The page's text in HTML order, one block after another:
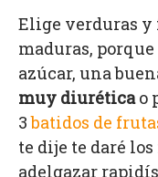
Elige verduras y
maduras,
azúcar, una
muy diuréticao
3batidos de
te dije te daré
adelgazar